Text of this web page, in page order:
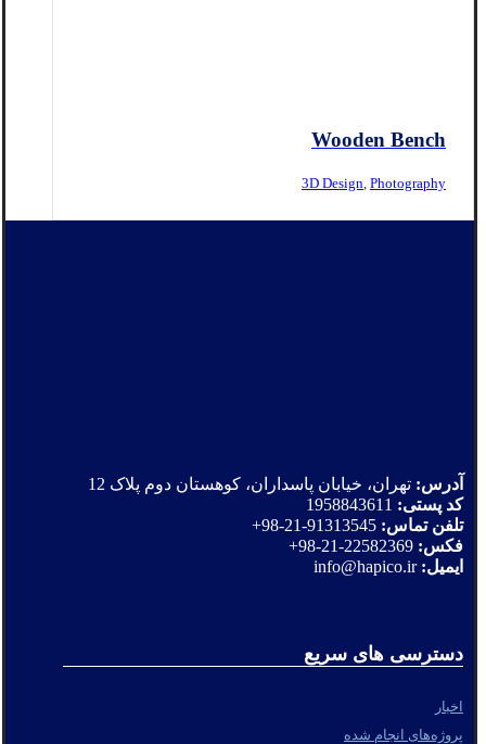
Wooden Bench
3D Design Photography
آدرس: تهران، خیابان پاسداران، کوهستان دوم پلاک 12
کد پستی:
تلفن تماس:
فکس:
ایمیل: info@hapico.ir
دسترسی های سریع
اخبار
پروژه‌های انجام شده